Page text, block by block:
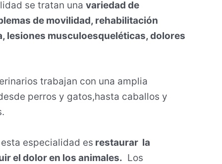
se tratan una variedad de
de movilidad, rehabilitación
lesiones musculoesqueléticas, dolores
trabajan con una amplia
perros y gatos,hasta caballos y
especialidad es restaurar la
el dolor en los animales. Los